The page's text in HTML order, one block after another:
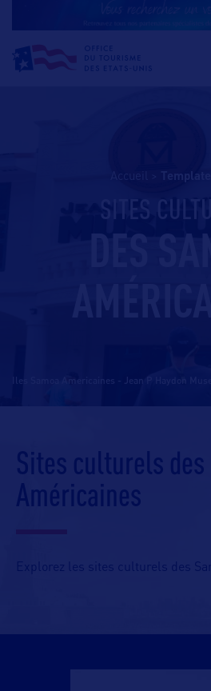
SITES
DES
Iles Samoa Americaines - Jean P Haydon
Sites culturels des
Américaines
Explorez les sites culturels des